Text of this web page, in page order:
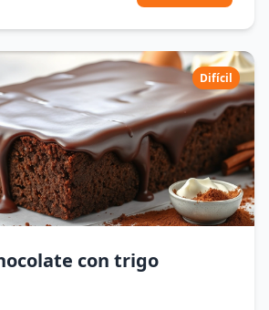
Difícil
con trigo